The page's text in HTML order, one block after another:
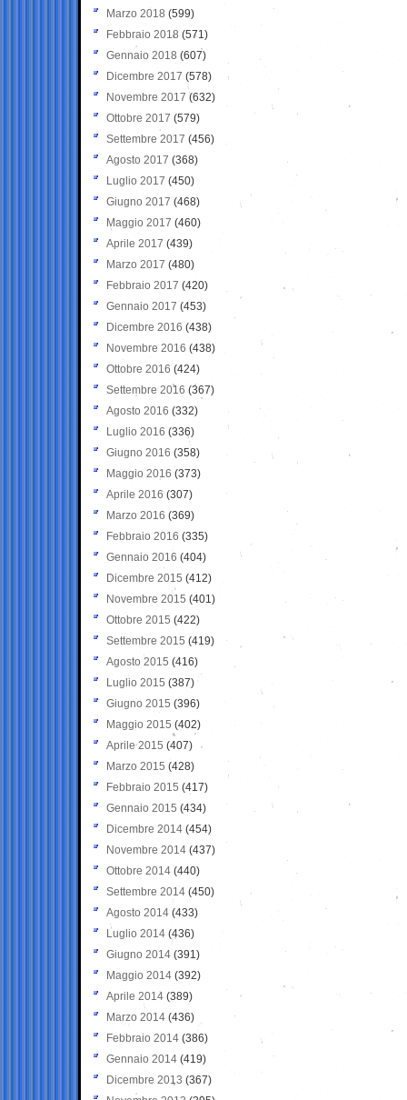
Marzo 2018 (599)
Febbraio 2018 (571)
Gennaio 2018 (607)
Dicembre 2017 (578)
Novembre 2017 (632)
Ottobre 2017 (579)
Settembre 2017 (456)
Agosto 2017 (368)
Luglio 2017 (450)
Giugno 2017 (468)
Maggio 2017 (460)
Aprile 2017 (439)
Marzo 2017 (480)
Febbraio 2017 (420)
Gennaio 2017 (453)
Dicembre 2016 (438)
Novembre 2016 (438)
Ottobre 2016 (424)
Settembre 2016 (367)
Agosto 2016 (332)
Luglio 2016 (336)
Giugno 2016 (358)
Maggio 2016 (373)
Aprile 2016 (307)
Marzo 2016 (369)
Febbraio 2016 (335)
Gennaio 2016 (404)
Dicembre 2015 (412)
Novembre 2015 (401)
Ottobre 2015 (422)
Settembre 2015 (419)
Agosto 2015 (416)
Luglio 2015 (387)
Giugno 2015 (396)
Maggio 2015 (402)
Aprile 2015 (407)
Marzo 2015 (428)
Febbraio 2015 (417)
Gennaio 2015 (434)
Dicembre 2014 (454)
Novembre 2014 (437)
Ottobre 2014 (440)
Settembre 2014 (450)
Agosto 2014 (433)
Luglio 2014 (436)
Giugno 2014 (391)
Maggio 2014 (392)
Aprile 2014 (389)
Marzo 2014 (436)
Febbraio 2014 (386)
Gennaio 2014 (419)
Dicembre 2013 (367)